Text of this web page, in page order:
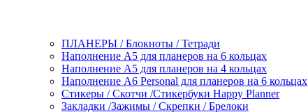
ПЛАНЕРЫ / Блокноты / Тетради
Наполнение А5 для планеров на 6 кольцах
Наполнение А5 для планеров на 4 кольцах
Наполнение А6 Personal для планеров на 6 кольцах
Стикеры / Скотчи /Стикербуки Happy Planner
Закладки /Зажимы / Скрепки / Брелоки